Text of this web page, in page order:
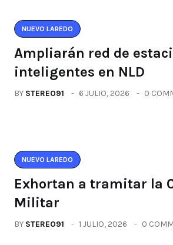
NUEVO LAREDO
Ampliarán red de
inteligentes en NLD
BY STEREO91 6 JULIO, 2026 0
NUEVO LAREDO
Exhortan a tramitar la
Militar
BY STEREO91 1 JULIO, 2026 0